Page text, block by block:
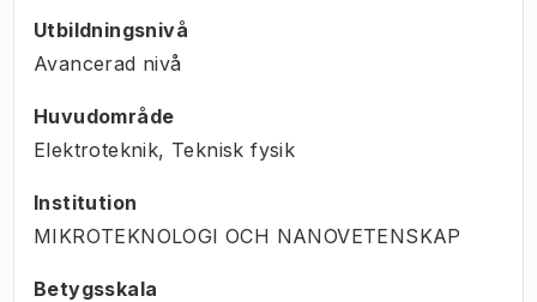
Utbildningsnivå
Avancerad nivå
Huvudområde
Elektroteknik, Teknisk fysik
Institution
MIKROTEKNOLOGI OCH NANOVETENSKAP
Betygsskala